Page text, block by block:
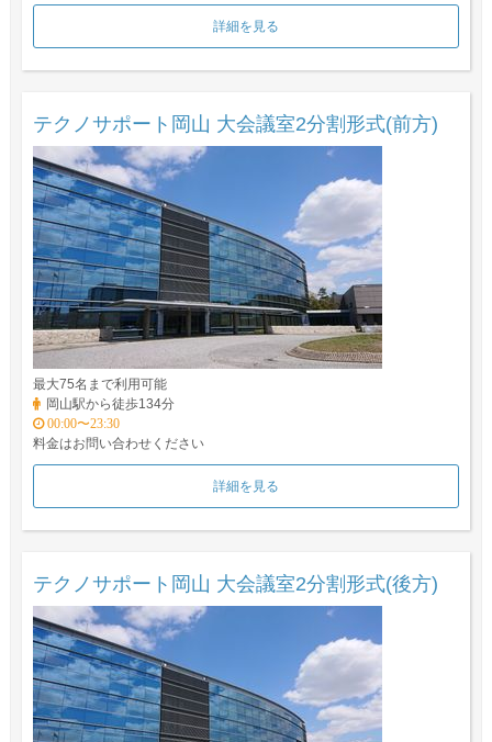
詳細を見る
テクノサポート岡山 大会議室2分割形式(前方)
最大75名まで利用可能
岡山駅から徒歩134分
00:00〜23:30
料金はお問い合わせください
詳細を見る
テクノサポート岡山 大会議室2分割形式(後方)